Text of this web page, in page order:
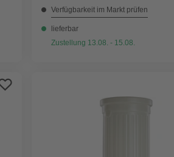
Verfügbarkeit im Markt prüfen
lieferbar
Zustellung 13.08. - 15.08.